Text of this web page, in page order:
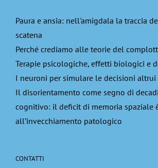
Paura e ansia: nell'amigdala la traccia
scatena
Perché crediamo alle teorie del
Terapie psicologiche, effetti biologici e
I neuroni per simulare le decisioni altrui
Il disorientamento come segno di
cognitivo: il deficit di memoria spaziale
all’invecchiamento patologico
CONTATTI